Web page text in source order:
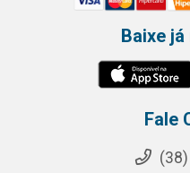
Baixe
Fale